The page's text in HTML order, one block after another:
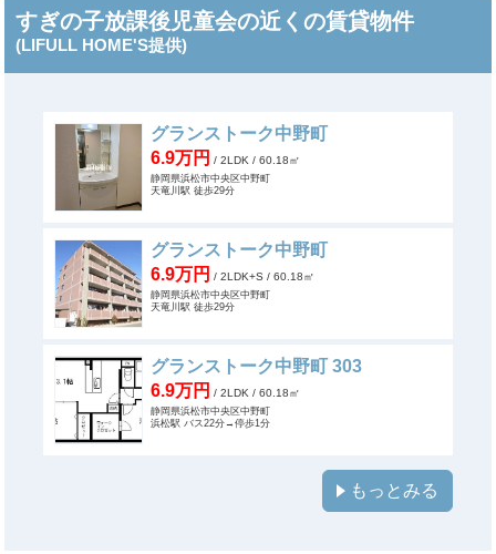
すぎの子放課後児童会の近くの賃貸物件
(LIFULL HOME'S提供)
グランストーク中野町
6.9万円 / 2LDK / 60.18㎡
静岡県浜松市中央区中野町
天竜川駅 徒歩29分
グランストーク中野町
6.9万円 / 2LDK+S / 60.18㎡
静岡県浜松市中央区中野町
天竜川駅 徒歩29分
グランストーク中野町 303
6.9万円 / 2LDK / 60.18㎡
静岡県浜松市中央区中野町
浜松駅 バス22分→停歩1分
もっとみる